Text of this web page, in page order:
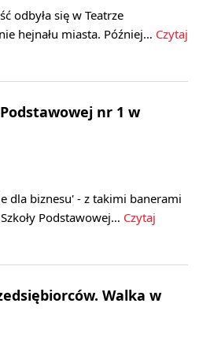
odbyła się w Teatrze
hejnału miasta. Później… Czytaj
nr 1 w
dla biznesu' - z takimi banerami
Podstawowej… Czytaj
Walka w